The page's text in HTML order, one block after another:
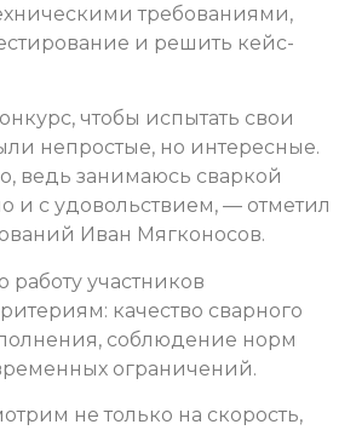
требованиями,
и решить кейс-
чтобы испытать свои
непростые, но интересные.
ведь занимаюсь сваркой
и с удовольствием, — отметил
Иван Мягконосов.
участников
качество сварного
соблюдение норм
ограничений.
не только на скорость,